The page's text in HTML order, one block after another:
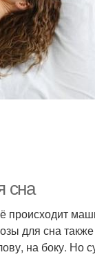
сна
происходит
для сна
на боку. Но